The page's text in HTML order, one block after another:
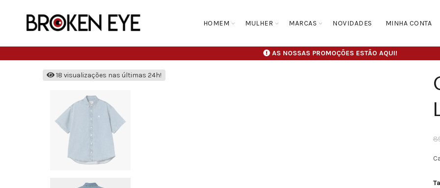
HOMEM MULHER MARCAS NOVIDADES MINHA CONTA
AS NOSSAS PROMOÇÕES ESTÃO AQUI!
18 visualizações nas últimas 24h!